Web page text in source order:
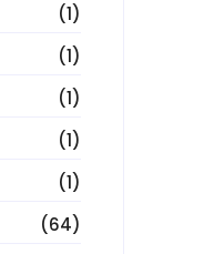
(1)
(1)
(1)
(1)
(1)
(64)